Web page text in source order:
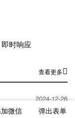
时响应
查看更多
2024-12-26
微信 弹出表单